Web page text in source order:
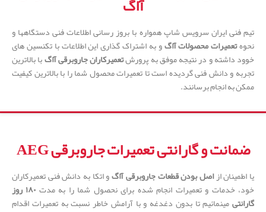
تیم فنی ایران سرویس شاپ همواره با بروز رسانی اطلاعات فنی دستگاهها و
نحوهتعمیرات محصولات آاگو به اشتراک گذاری این اطلاعات با تکنسین های
خوود داشته و در نتیجه موفق به پرورشتعمیرکاران جاروبرقی آاگبا بالاترین
تجربه و دانش فنی گردیده است تا تعمیرات محصول شما را با بالاترین کیفیت
ممکن به انجام برسانند.
ضمانت و گارانتی تعمیرات جاروبرقی AEG
یا اطمینان ازاصل بودن قطعات جاروبرقی آاگو اتکا به دانش فنی تعمیرکاران
خود، خدمات و تعمیرات انجام شده برای نحصول شما را به مدت
۱۸۰ روز
گارانتیمینمائیم تا بدون دغدغه و با آرامش خاطر نسبت به تعمیرات اقدام